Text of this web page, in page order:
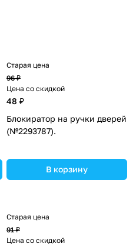
Старая цена
96 ₽
Цена со скидкой
48 ₽
Блокиратор на ручки дверей
(№2293787).
В корзину
Старая цена
91 ₽
Цена со скидкой